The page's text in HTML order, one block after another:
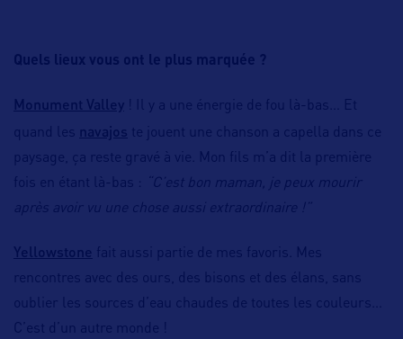
Quels lieux vous ont le plus marquée ?
Monument Valley ! Il y a une énergie de fou là-bas… Et
quand les navajos te jouent une chanson a capella dans ce
paysage, ça reste gravé à vie. Mon fils m’a dit la première
fois en étant là-bas :
“C’est bon maman, je peux mourir
après avoir vu une chose aussi extraordinaire !”
Yellowstone
fait aussi partie de mes favoris. Mes
rencontres avec des ours, des bisons et des élans, sans
oublier les sources d’eau chaudes de toutes les couleurs…
C’est d’un autre monde !